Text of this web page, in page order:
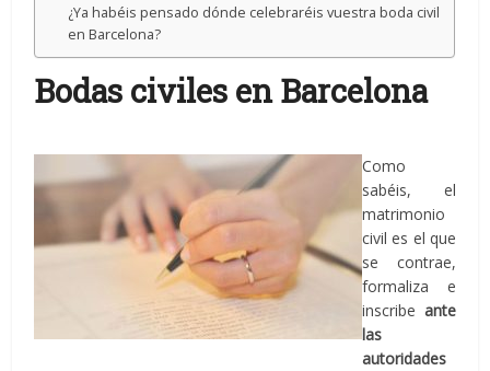
¿Ya habéis pensado dónde celebraréis vuestra boda civil
en Barcelona?
Bodas civiles en Barcelona
Como
sabéis, el
matrimonio
civil es el que
se contrae,
formaliza e
inscribe ante
las
autoridades